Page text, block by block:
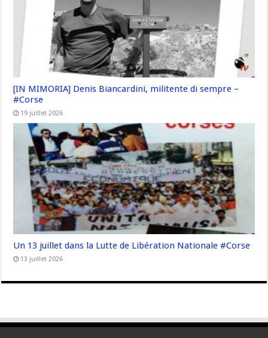
[IN MIMORIA] Denis Biancardini, militente di sempre –
#Corse
19 juillet 2026
Un 13 juillet dans la Lutte de Libération Nationale #Corse
13 juillet 2026